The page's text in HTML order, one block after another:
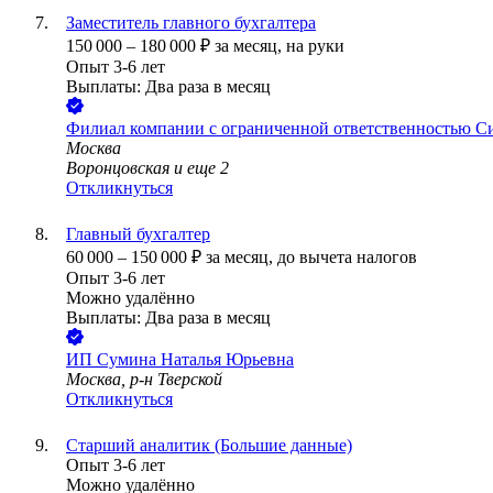
Заместитель главного бухгалтера
150 000 – 180 000 ₽ за месяц, на руки
Опыт 3-6 лет
Выплаты: Два раза в месяц
Филиал компании с ограниченной ответственностью
Москва
Воронцовская и еще 2
Откликнуться
Главный бухгалтер
60 000 – 150 000 ₽ за месяц, до вычета налогов
Опыт 3-6 лет
Можно удалённо
Выплаты: Два раза в месяц
ИП Сумина Наталья Юрьевна
Москва, р-н Тверской
Откликнуться
Старший аналитик (Большие данные)
Опыт 3-6 лет
Можно удалённо